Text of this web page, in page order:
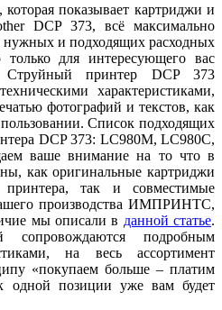
показывает картриджи и
DCP 373, всё максимально
нужных и подходящих расходных
только для интересующего вас
Струйный принтер DCP 373
характеристиками,
фотографий и текстов, как
Список подходящих
DCP 373: LC980M, LC980C,
ваше внимание на то что в
как оригинальные картриджи
принтера, так и совместимые
производства ИМПРИНТС,
мы описали в данной статье.
подробным
на весь ассортимент
«покупаем больше – платим
одной позиции уже вам будет